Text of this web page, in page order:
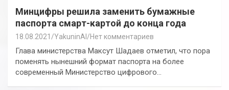
Минцифры решила заменить бумажные
паспорта смарт-картой до конца года
18.08.2021 YakuninAI Нет комментариев
Глава министерства Максут Шадаев отметил, что пора
поменять нынешний формат паспорта на более
современный Министерство цифрового…